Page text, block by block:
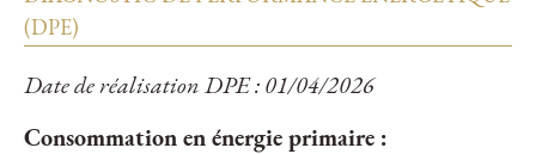
(DPE)
Date de réalisation DPE : 01/04/2026
Consommation en énergie primaire :